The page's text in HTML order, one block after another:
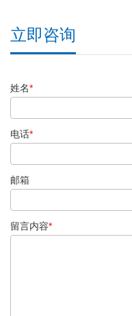
立即咨询
姓名*
电话*
邮箱
留言内容*